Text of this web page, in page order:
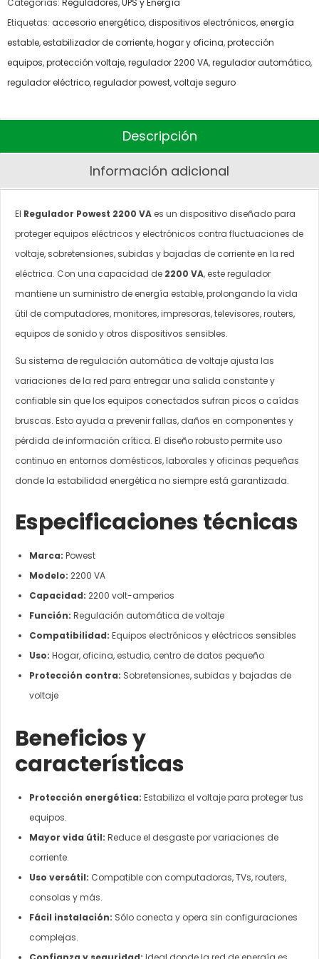
Etiquetas: accesorio energético,dispositivos electrónicos,energía
estable,estabilizador de corriente,hogar y oficina,protección
equipos,protección voltaje,regulador 2200 VA,regulador automático,
regulador eléctrico,regulador powest,voltaje seguro
Descripción
Información adicional
El Regulador Powest 2200 VA es un dispositivo diseñado para
proteger equipos eléctricos y electrónicos contra fluctuaciones de
voltaje, sobretensiones, subidas y bajadas de corriente en la red
eléctrica. Con una capacidad de 2200 VA, este regulador
mantiene un suministro de energía estable, prolongando la vida
útil de computadores, monitores, impresoras, televisores, routers,
equipos de sonido y otros dispositivos sensibles.
Su sistema de regulación automática de voltaje ajusta las
variaciones de la red para entregar una salida constante y
confiable sin que los equipos conectados sufran picos o caídas
bruscas. Esto ayuda a prevenir fallas, daños en componentes y
pérdida de información crítica. El diseño robusto permite uso
continuo en entornos domésticos, laborales y oficinas pequeñas
donde la estabilidad energética no siempre está garantizada.
Especificaciones técnicas
Marca: Powest
Modelo: 2200 VA
Capacidad: 2200 volt-amperios
Función: Regulación automática de voltaje
Compatibilidad: Equipos electrónicos y eléctricos sensibles
Uso: Hogar, oficina, estudio, centro de datos pequeño
Protección contra: Sobretensiones, subidas y bajadas de
voltaje
Beneficios y
características
Protección energética: Estabiliza el voltaje para proteger tus
equipos.
Mayor vida útil: Reduce el desgaste por variaciones de
corriente.
Uso versátil: Compatible con computadoras, TVs, routers,
consolas y más.
Fácil instalación: Sólo conecta y opera sin configuraciones
complejas.